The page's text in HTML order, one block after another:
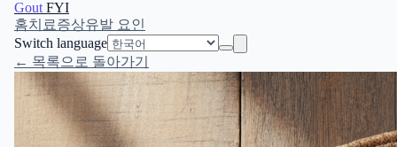
Gout FYI
홈치료증상유발 요인
Switch language
← 목록으로 돌아가기